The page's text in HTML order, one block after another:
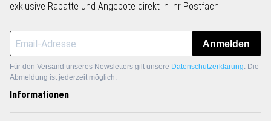
exklusive Rabatte und Angebote direkt in Ihr Postfach.
Anmelden
Für den Versand unseres Newsletters gilt unsere Datenschutzerklärung. Die
Abmeldung ist jederzeit möglich.
Informationen